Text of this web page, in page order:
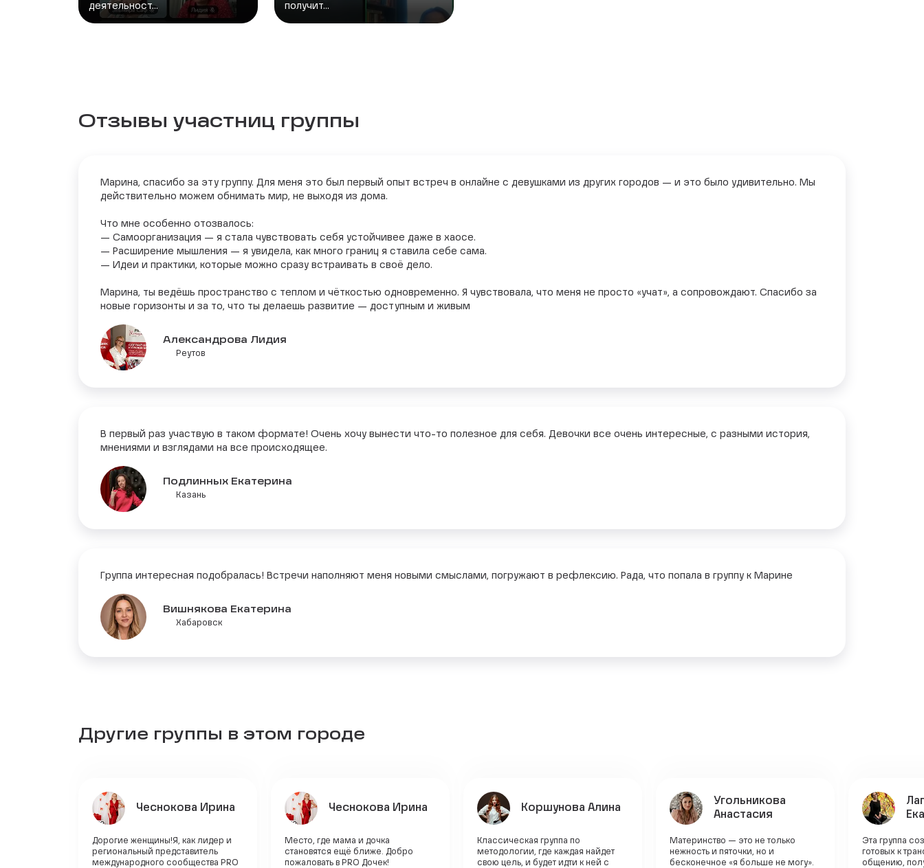
деятельност...
получит...
Отзывы участниц группы
Марина, спасибо за эту группу. Для меня это был первый опыт встреч в онлайне с девушками из других городов — и это было удивительно. Мы
действительно можем обнимать мир, не выходя из дома.
Что мне особенно отозвалось:
— Самоорганизация — я стала чувствовать себя устойчивее даже в хаосе.
— Расширение мышления — я увидела, как много границ я ставила себе сама.
— Идеи и практики, которые можно сразу встраивать в своё дело.
Марина, ты ведёшь пространство с теплом и чёткостью одновременно. Я чувствовала, что меня не просто «учат», а сопровождают. Спасибо за
новые горизонты и за то, что ты делаешь развитие — доступным и живым
Александрова Лидия
Реутов
В первый раз участвую в таком формате! Очень хочу вынести что-то полезное для себя. Девочки все очень интересные, с разными история,
мнениями и взглядами на все происходящее.
Подлинных Екатерина
Казань
Группа интересная подобралась! Встречи наполняют меня новыми смыслами, погружают в рефлексию. Рада, что попала в группу к Марине
Вишнякова Екатерина
Хабаровск
Другие группы в этом городе
Чеснокова Ирина
Дорогие женщины!Я, как лидер и
региональный представитель
международного сообщества PRO
Чеснокова Ирина
Место, где мама и дочка
становятся ещё ближе. Добро
пожаловать в PRO Дочек!
Коршунова Алина
Классическая группа по
методологии, где каждая найдет
свою цель, и будет идти к ней с
Угольникова
Анастасия
Материнство — это не только
нежность и пяточки, но и
бесконечное «я больше не могу».
Эта группа
готовых к
общению,